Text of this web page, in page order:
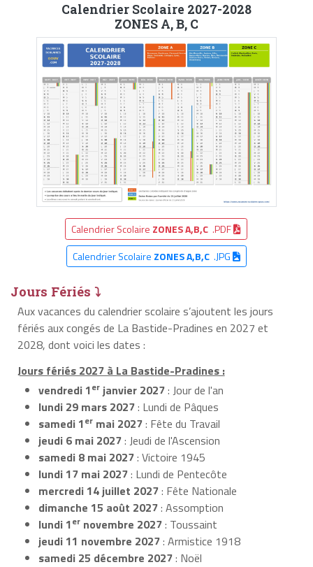
Calendrier Scolaire 2027-2028
ZONES A, B, C
Calendrier Scolaire ZONES A,B,C .PDF
Calendrier Scolaire ZONES A,B,C.JPG
Jours Fériés ⤵
Aux vacances du calendrier scolaire s’ajoutent les jours
fériés aux congés de La Bastide-Pradines en 2027 et
2028, dont voici les dates :
Jours fériés 2027 à La Bastide-Pradines :
vendredi 1er janvier 2027: Jour de l'an
lundi 29 mars 2027: Lundi de Pâques
samedi 1er mai 2027: Fête du Travail
jeudi 6 mai 2027: Jeudi de l'Ascension
samedi 8 mai 2027: Victoire 1945
lundi 17 mai 2027: Lundi de Pentecôte
mercredi 14 juillet 2027: Fête Nationale
dimanche 15 août 2027: Assomption
lundi 1er novembre 2027: Toussaint
jeudi 11 novembre 2027: Armistice 1918
samedi 25 décembre 2027: Noël